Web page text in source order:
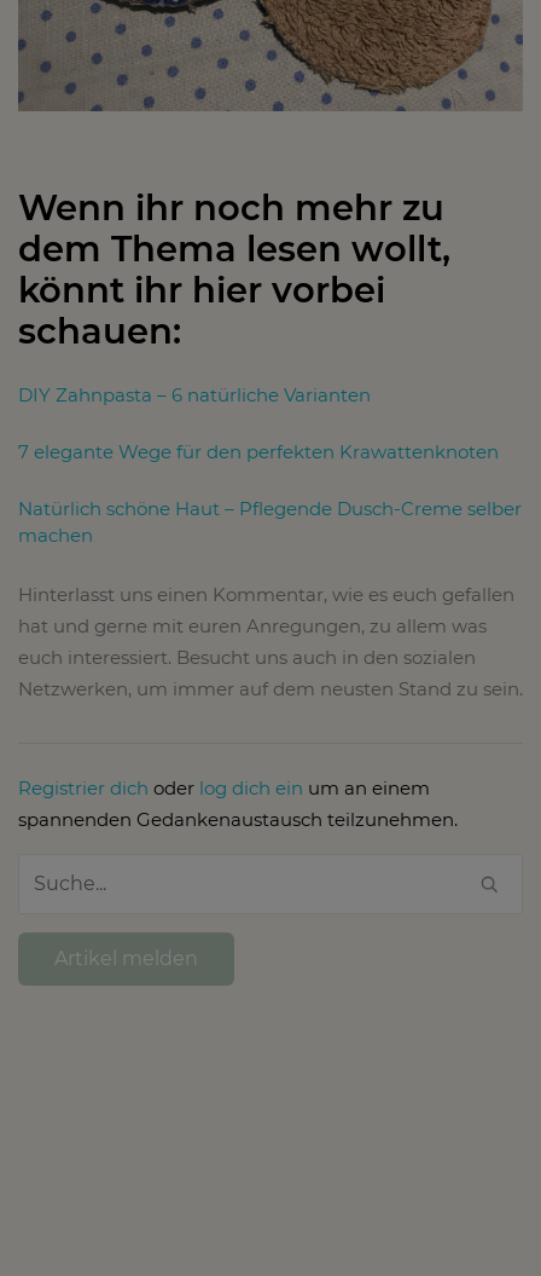
Wenn ihr noch mehr zu
dem Thema lesen wollt,
könnt ihr hier vorbei
schauen:
DIY Zahnpasta – 6 natürliche Varianten
7 elegante Wege für den perfekten Krawattenknoten
Natürlich schöne Haut – Pflegende Dusch-Creme selber
machen
Hinterlasst uns einen Kommentar, wie es euch gefallen
hat und gerne mit euren Anregungen, zu allem was
euch interessiert. Besucht uns auch in den sozialen
Netzwerken, um immer auf dem neusten Stand zu sein.
Registrier dich oder log dich ein um an einem
spannenden Gedankenaustausch teilzunehmen.
Artikel melden